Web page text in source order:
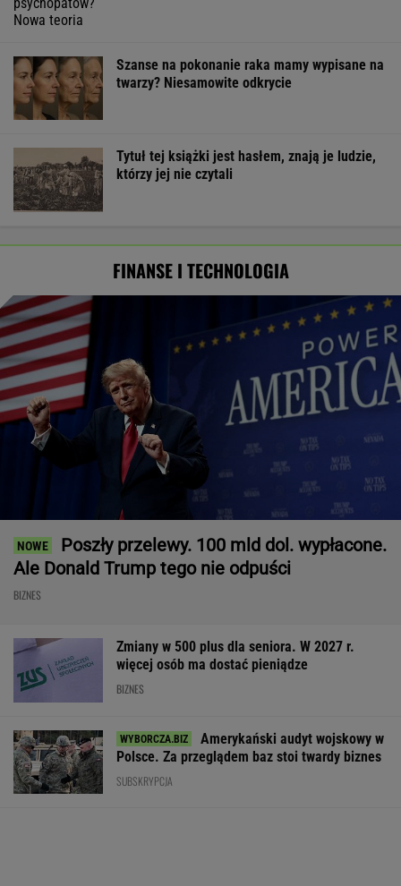
Szanse na pokonanie raka mamy wypisane na
twarzy? Niesamowite odkrycie
Tytuł tej książki jest hasłem, znają je ludzie,
którzy jej nie czytali
FINANSE I TECHNOLOGIA
Poszły przelewy. 100 mld dol. wypłacone.
Ale Donald Trump tego nie odpuści
BIZNES
Zmiany w 500 plus dla seniora. W 2027 r.
więcej osób ma dostać pieniądze
BIZNES
Amerykański audyt wojskowy w
Polsce. Za przeglądem baz stoi twardy biznes
SUBSKRYPCJA